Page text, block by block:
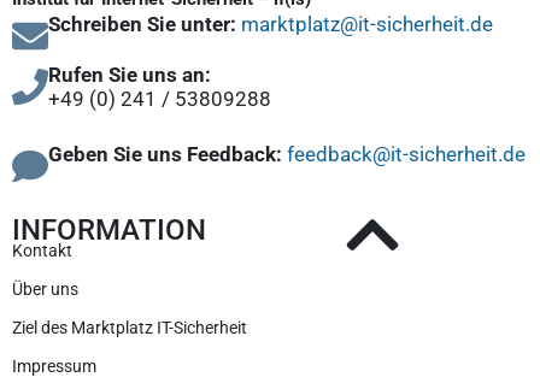
Schreiben Sie unter: marktplatz@it-sicherheit.de
Rufen Sie uns an:
+49 (0) 241 / 53809288
Geben Sie uns Feedback: feedback@it-sicherheit.de
INFORMATION
Kontakt
Über uns
Ziel des Marktplatz IT-Sicherheit
Impressum